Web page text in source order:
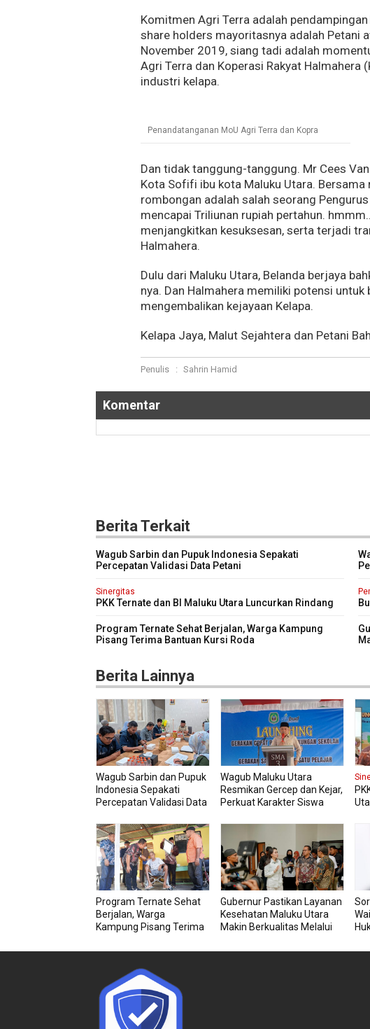
Komitmen Agri Terra adalah
share holders mayoritasnya adalah Petani
November 2019, siang tadi adalah
Agri Terra dan Koperasi Rakyat Halmahera
industri kelapa.
Penandatanganan MoU Agri Terra dan Kopra
Dan tidak tanggung-tanggung. Mr Cees
Kota Sofifi ibu kota Maluku Utara.
rombongan adalah salah seorang
mencapai Triliunan rupiah pertahun.
menjangkitkan kesuksesan, serta terjadi
Halmahera.
Dulu dari Maluku Utara, Belanda berjaya
nya. Dan Halmahera memiliki potensi
mengembalikan kejayaan Kelapa.
Kelapa Jaya, Malut Sejahtera dan Petani
Penulis : Sahrin Hamid
Komentar
Berita Terkait
Wagub Sarbin dan Pupuk Indonesia Sepakati
Percepatan Validasi Data Petani
Sinergitas
PKK Ternate dan BI Maluku Utara Luncurkan Rindang
Program Ternate Sehat Berjalan, Warga Kampung
Pisang Terima Bantuan Kursi Roda
Berita Lainnya
Wagub Sarbin dan Pupuk
Indonesia Sepakati
Percepatan Validasi Data
Wagub Maluku Utara
Resmikan Gercep dan Kejar,
Perkuat Karakter Siswa
Program Ternate Sehat
Berjalan, Warga
Kampung Pisang Terima
Gubernur Pastikan Layanan
Kesehatan Maluku Utara
Makin Berkualitas Melalui